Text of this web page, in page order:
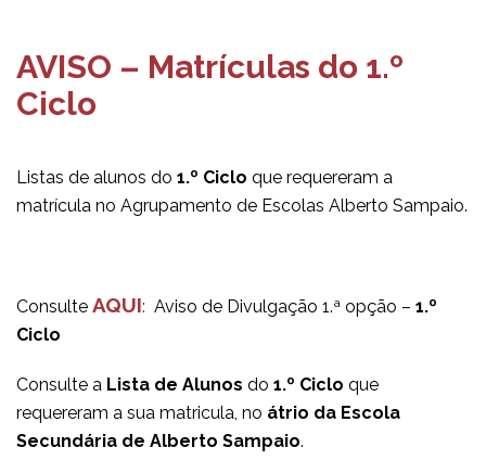
AVISO – Matrículas do 1.º
Ciclo
Listas de alunos do 1.º Ciclo que requereram a
matrícula no Agrupamento de Escolas Alberto Sampaio.
Consulte AQUI: Aviso de Divulgação 1.ª opção – 1.º
Ciclo
Consulte a Lista de Alunos do 1.º Ciclo que
requereram a sua matricula, no átrio da Escola
Secundária de Alberto Sampaio.